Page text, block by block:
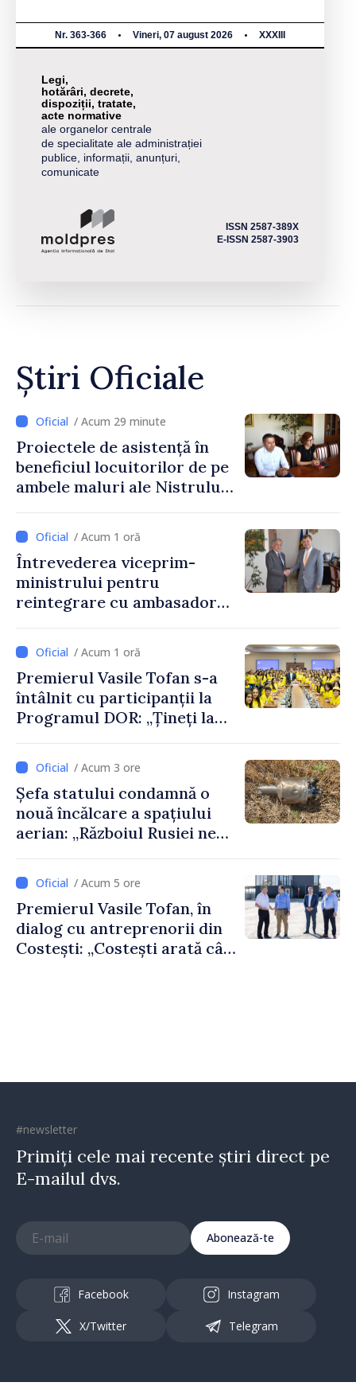
Nr. 363-366 Vineri, 07 august 2026 XXXIII
Legi,
hotărâri, decrete,
dispoziții, tratate,
acte normative
ale organelor centrale
de specialitate ale administrației
publice, informații, anunțuri,
comunicate
ISSN 2587-389X
E-ISSN 2587-3903
Știri Oficiale
/ Acum 29 minute
Proiectele de asistență în
beneficiul locuitorilor de pe
ambele maluri ale Nistrului
viceprim-ministrului cu
reprezentanta rezidentă a
PNUD în Republica Moldova,
Daniela Gasparikova
/ Acum 1 oră
Întrevederea viceprim-
ministrului pentru
reintegrare cu ambasadorul
Moldova
/ Acum 1 oră
Premierul Vasile Tofan s-a
întâlnit cu participanții la
Programul DOR: „Țineți la
feriți de încercări și greșeli –
doar astfel puteți reuși”
/ Acum 3 ore
Șefa statului condamnă o
nouă încălcare a spațiului
aerian: „Războiul Rusiei ne
/ Acum 5 ore
Premierul Vasile Tofan, în
dialog cu antreprenorii din
Costești: „Costești arată cât
#newsletter
Primiți cele mai recente știri direct pe
E-mailul dvs.
Abonează-te
Facebook Instagram
X/Twitter Telegram